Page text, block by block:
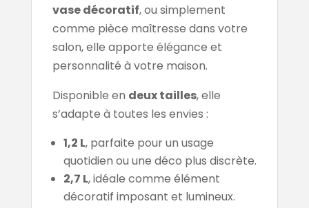
vase décoratif, ou simplement
comme pièce maîtresse dans votre
salon, elle apporte élégance et
personnalité à votre maison.
Disponible en deux tailles, elle
s’adapte à toutes les envies :
1,2 L, parfaite pour un usage
quotidien ou une déco plus discrète.
2,7 L, idéale comme élément
décoratif imposant et lumineux.